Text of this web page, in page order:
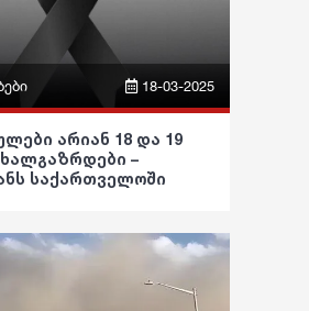
18-03-2025
არიან 18 და 19
–
საქართველოში